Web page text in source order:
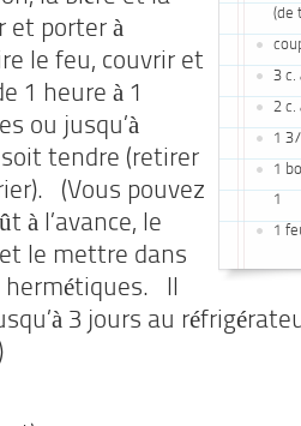
(de
3 c.
2 c.
1
1
1
1
et porter à
le feu, couvrir et
1 heure à 1
ou jusqu’à
tendre (retirer
(Vous pouvez
à l’avance, le
le mettre dans
hermétiques. Il
3 jours au